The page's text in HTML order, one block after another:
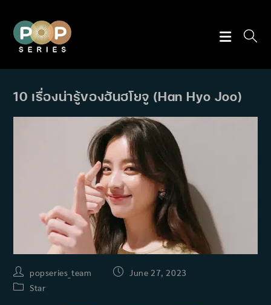
content
10 เรื่องน่ารู้ของฮันฮโยจู (Han Hyo Joo)
Post
author:
popseries_team
Post June 27, 2023
PostStar